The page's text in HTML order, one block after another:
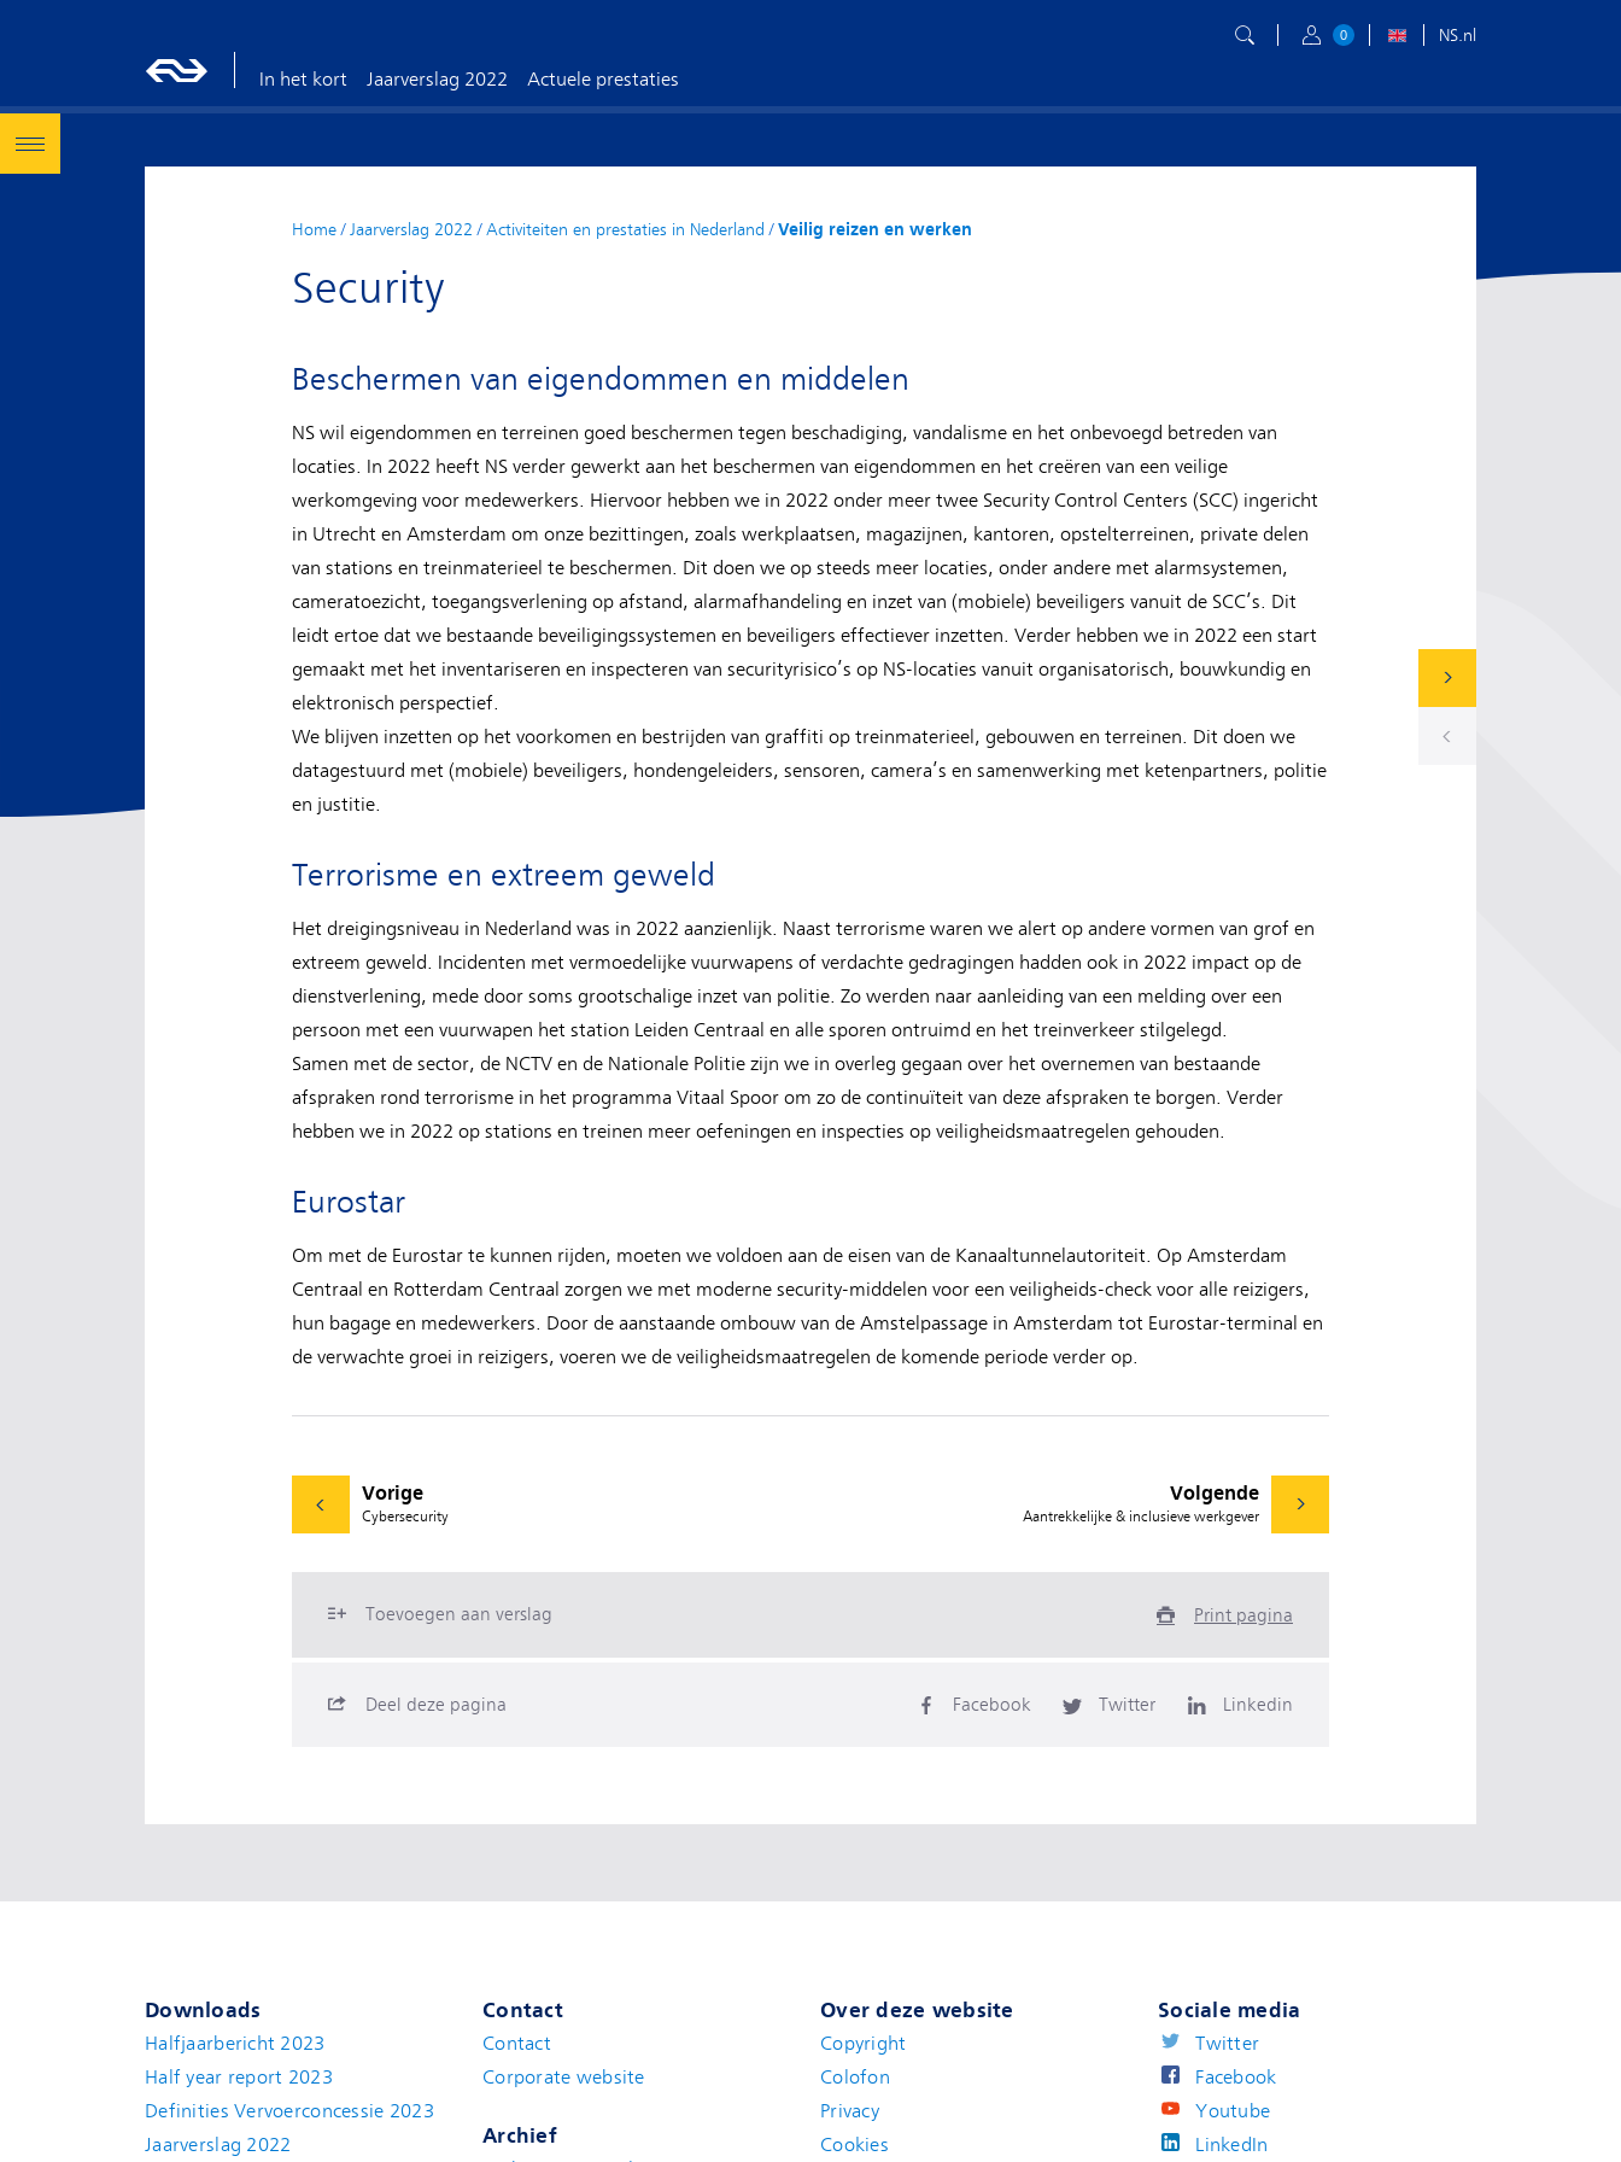
0 NS.nl
In het kort Jaarverslag 2022 Actuele prestaties
Home/ Jaarverslag 2022 / Activiteiten en prestaties in Nederland /Veilig reizen en werken
Security
Beschermen van eigendommen en middelen
NS wil eigendommen en terreinen goed beschermen tegen beschadiging, vandalisme en het onbevoegd betreden van
locaties. In 2022 heeft NS verder gewerkt aan het beschermen van eigendommen en het creëren van een veilige
werkomgeving voor medewerkers. Hiervoor hebben we in 2022 onder meer twee Security Control Centers (SCC) ingericht
in Utrecht en Amsterdam om onze bezittingen, zoals werkplaatsen, magazijnen, kantoren, opstelterreinen, private delen
van stations en treinmaterieel te beschermen. Dit doen we op steeds meer locaties, onder andere met alarmsystemen,
cameratoezicht, toegangsverlening op afstand, alarmafhandeling en inzet van (mobiele) beveiligers vanuit de SCC’s. Dit
leidt ertoe dat we bestaande beveiligingssystemen en beveiligers effectiever inzetten. Verder hebben we in 2022 een start
gemaakt met het inventariseren en inspecteren van securityrisico’s op NS-locaties vanuit organisatorisch, bouwkundig en
elektronisch perspectief.
We blijven inzetten op het voorkomen en bestrijden van graffiti op treinmaterieel, gebouwen en terreinen. Dit doen we
datagestuurd met (mobiele) beveiligers, hondengeleiders, sensoren, camera’s en samenwerking met ketenpartners, politie
en justitie.
Terrorisme en extreem geweld
Het dreigingsniveau in Nederland was in 2022 aanzienlijk. Naast terrorisme waren we alert op andere vormen van grof en
extreem geweld. Incidenten met vermoedelijke vuurwapens of verdachte gedragingen hadden ook in 2022 impact op de
dienstverlening, mede door soms grootschalige inzet van politie. Zo werden naar aanleiding van een melding over een
persoon met een vuurwapen het station Leiden Centraal en alle sporen ontruimd en het treinverkeer stilgelegd.
Samen met de sector, de NCTV en de Nationale Politie zijn we in overleg gegaan over het overnemen van bestaande
afspraken rond terrorisme in het programma Vitaal Spoor om zo de continuïteit van deze afspraken te borgen. Verder
hebben we in 2022 op stations en treinen meer oefeningen en inspecties op veiligheidsmaatregelen gehouden.
Eurostar
Om met de Eurostar te kunnen rijden, moeten we voldoen aan de eisen van de Kanaaltunnelautoriteit. Op Amsterdam
Centraal en Rotterdam Centraal zorgen we met moderne security-middelen voor een veiligheids-check voor alle reizigers,
hun bagage en medewerkers. Door de aanstaande ombouw van de Amstelpassage in Amsterdam tot Eurostar-terminal en
de verwachte groei in reizigers, voeren we de veiligheidsmaatregelen de komende periode verder op.
Vorige
Cybersecurity
Volgende
Aantrekkelijke & inclusieve werkgever
Toevoegen aan verslag Print pagina
Deel deze pagina Facebook Twitter Linkedin
Downloads
Halfjaarbericht 2023
Half year report 2023
Definities Vervoerconcessie 2023
Jaarverslag 2022
Contact
Contact
Corporate website
Archief
Over deze website
Copyright
Colofon
Privacy
Cookies
Sociale media
Twitter
Facebook
Youtube
LinkedIn